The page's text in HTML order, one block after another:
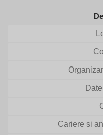
Cariere si